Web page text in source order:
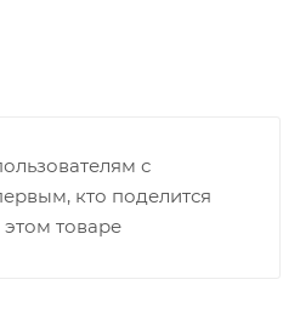
вес, целостность.
вы можете
100 000 р.
с
кто поделится
товаре